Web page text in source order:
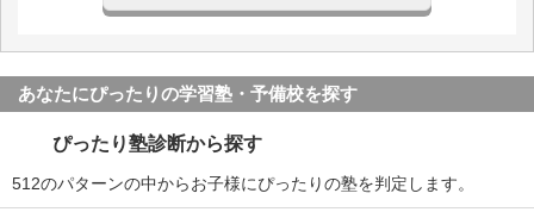
あなたにぴったりの学習塾・予備校を探す
ぴったり塾診断から探す
512のパターンの中からお子様にぴったりの塾を判定します。